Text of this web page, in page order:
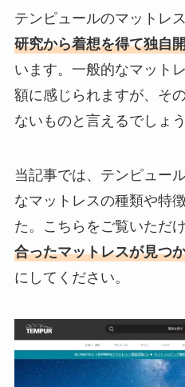
テンピュールのマットレス
研究から着想を得て独自
います。一般的なマット
額に感じられますが、そ
ないものと言えるでしょう
当記事では、テンピュー
なマットレスの種類や特
た。こちらをご覧いただ
合ったマットレスが見つ
にしてください。